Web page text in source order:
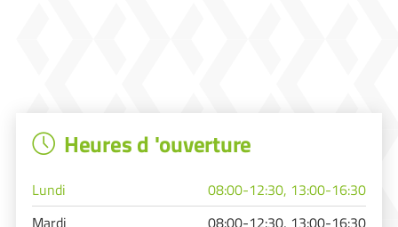
Heures d 'ouverture
Lundi
08:00-12:30, 13:00-16:30
Mardi
08:00-12:30, 13:00-16:30